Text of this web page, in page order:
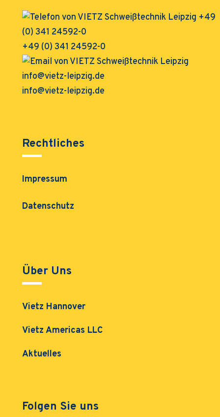
+49 (0) 341 24592-0
info@vietz-leipzig.de
Rechtliches
Impressum
Datenschutz
Über Uns
Vietz Hannover
Vietz Americas LLC
Aktuelles
Folgen Sie uns